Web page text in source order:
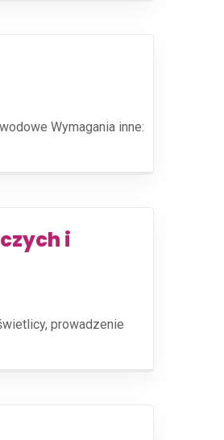
Wymagania inne:
i
prowadzenie